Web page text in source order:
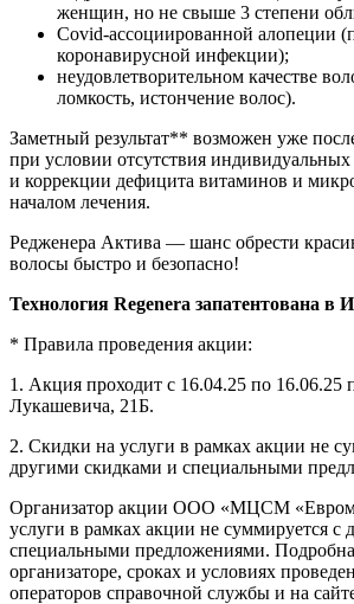
женщин, но не свыше 3 степени
Covid-ассоциированной алопеции
коронавирусной инфекции);
неудовлетворительном качестве
ломкость, истончение волос).
Заметный результат** возможен уже
при условии отсутствия
и коррекции дефицита витаминов и
началом лечения.
Редженера Актива — шанс обрести
волосы быстро и безопасно!
Технология Regenera запатентована в
* Правила проведения акции:
1. Акция проходит с 16.04.25 по 16.06.25
Лукашевича, 21Б.
2. Скидки на услуги в рамках акции не
другими скидками и специальными
Организатор акции ООО «МЦСМ
услуги в рамках акции не суммируется с
специальными предложениями.
организаторе, сроках и условиях
операторов справочной службы и на